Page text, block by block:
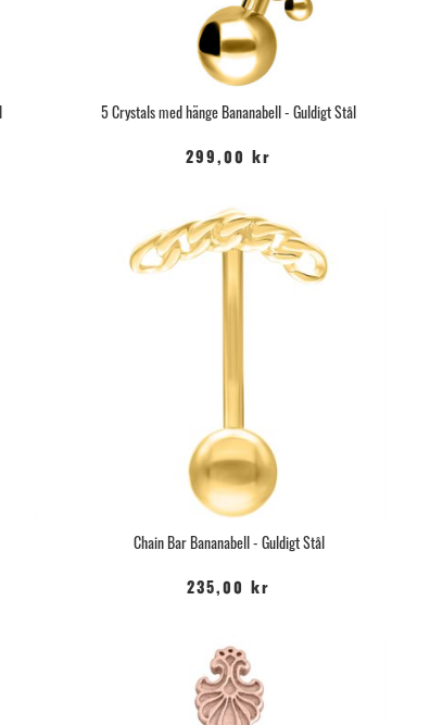
5 Crystals med hänge Bananabell - Guldigt Stål
299,00 kr
Chain Bar Bananabell - Guldigt Stål
235,00 kr